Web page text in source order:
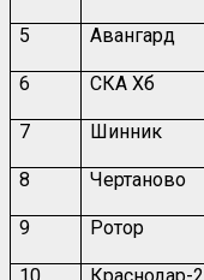
5 Авангард
6 СКА Хб
7 Шинник
8 Чертаново
9 Ротор